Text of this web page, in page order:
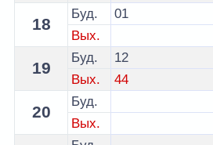
18
Буд.
01
Вых.
19
Буд.
12
Вых.
44
20
Буд.
Вых.